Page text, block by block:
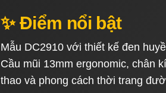
✨ Điểm nổi bật
Mẫu DC2910 với thiết kế đen
Cầu mũi 13mm ergonomic, chân
thao và phong cách thời trang